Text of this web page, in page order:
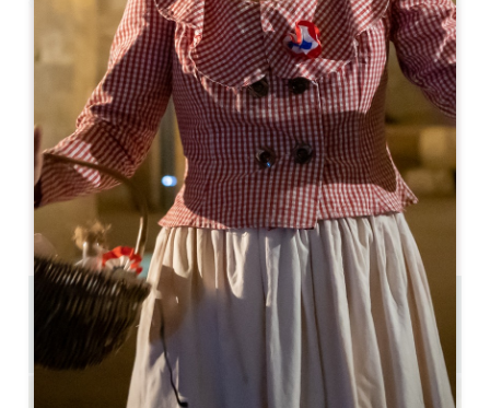
Colombard
Saint-Emilion
33330 Saint-Emilion
05 57 55 28 20
Свяжитесь с нами
Вместимость U-образного помещения : 30
Вместимость театра : 100
1 km
Скопируйте GPS-код